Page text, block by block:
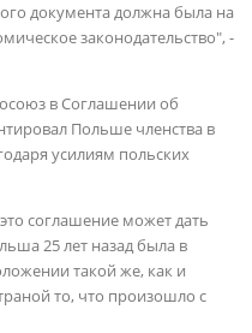
документа должна была на
законодательство", -
в Соглашении об
Польше членства в
усилиям польских
соглашение может дать
25 лет назад была в
такой же, как и
то, что произошло с